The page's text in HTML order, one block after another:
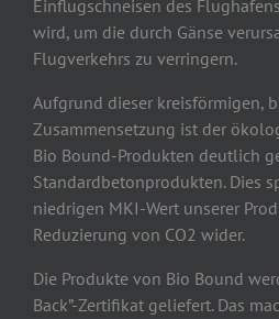
Einflugschneisen des
wird, um die durch Gänse
Flugverkehrs zu verringern.
Aufgrund dieser kreisförmigen,
Zusammensetzung ist der
Bio Bound-Produkten deutlich
Standardbetonprodukten. Dies
niedrigen MKI-Wert unserer
Reduzierung von CO2 wider.
Die Produkte von Bio Bound
Back”-Zertifikat geliefert. Das